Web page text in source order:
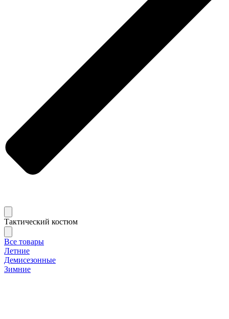
Тактический костюм
Все товары
Летние
Демисезонные
Зимние